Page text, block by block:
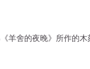
羊舍的夜晚》所作的木